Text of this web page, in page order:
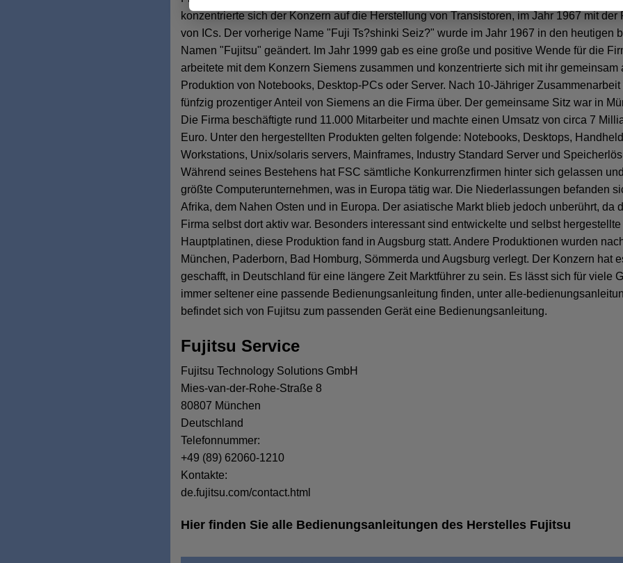
konzentrierte sich der Konzern auf die Herstellung von Transistoren, im Jahr 1967 mit der
von ICs. Der vorherige Name "Fuji Ts?shinki Seiz?" wurde im Jahr 1967 in den heutigen
Namen "Fujitsu" geändert. Im Jahr 1999 gab es eine große und positive Wende für die
arbeitete mit dem Konzern Siemens zusammen und konzentrierte sich mit ihr gemeinsam
Produktion von Notebooks, Desktop-PCs oder Server. Nach 10-Jähriger Zusammenarbeit
fünfzig prozentiger Anteil von Siemens an die Firma über. Der gemeinsame Sitz war in
Die Firma beschäftigte rund 11.000 Mitarbeiter und machte einen Umsatz von circa 7
Euro. Unter den hergestellten Produkten gelten folgende: Notebooks, Desktops,
Workstations, Unix/solaris servers, Mainframes, Industry Standard Server und
Während seines Bestehens hat FSC sämtliche Konkurrenzfirmen hinter sich gelassen
größte Computerunternehmen, was in Europa tätig war. Die Niederlassungen befanden
Afrika, dem Nahen Osten und in Europa. Der asiatische Markt blieb jedoch unberührt, da
Firma selbst dort aktiv war. Besonders interessant sind entwickelte und selbst hergestellte
Hauptplatinen, diese Produktion fand in Augsburg statt. Andere Produktionen wurden
München, Paderborn, Bad Homburg, Sömmerda und Augsburg verlegt. Der Konzern hat
geschafft, in Deutschland für eine längere Zeit Marktführer zu sein. Es lässt sich für viele
immer seltener eine passende Bedienungsanleitung finden, unter alle-
befindet sich von Fujitsu zum passenden Gerät eine Bedienungsanleitung.
Fujitsu Service
Fujitsu Technology Solutions GmbH
Mies-van-der-Rohe-Straße 8
80807 München
Deutschland
Telefonnummer:
+49 (89) 62060-1210
Kontakte:
de.fujitsu.com/contact.html
Hier finden Sie alle Bedienungsanleitungen des Herstelles Fujitsu